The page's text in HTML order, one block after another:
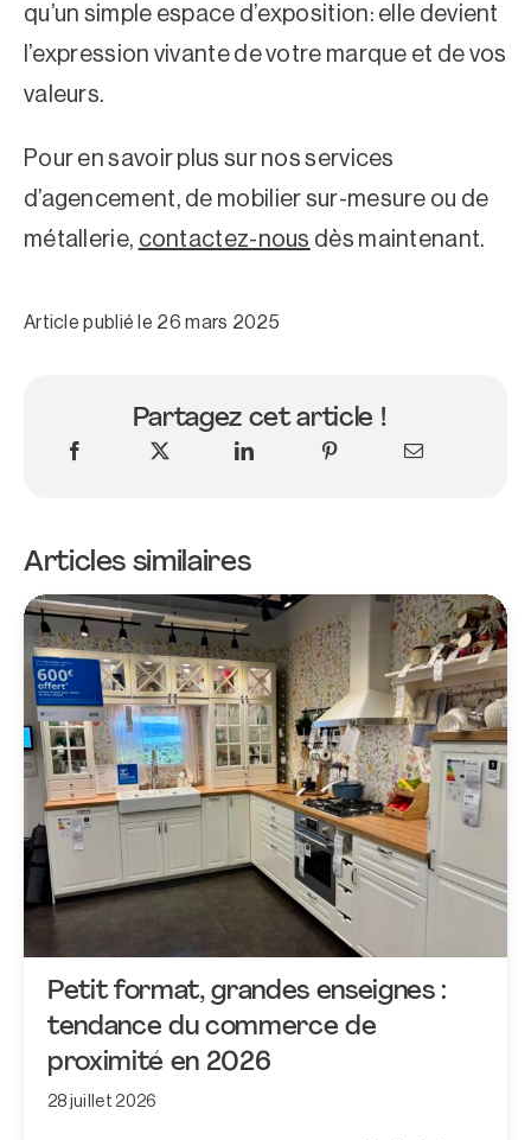
qu’un simple espace d’exposition: elle devient
l’expression vivante de votre marque et de vos
valeurs.
Pour en savoir plus sur nos services
d’agencement, de mobilier sur-mesure ou de
métallerie, contactez-nous dès maintenant.
Article publié le 26 mars 2025
Partagez cet article !
Articles similaires
Petit format, grandes enseignes :
tendance du commerce de
proximité en 2026
28 juillet 2026